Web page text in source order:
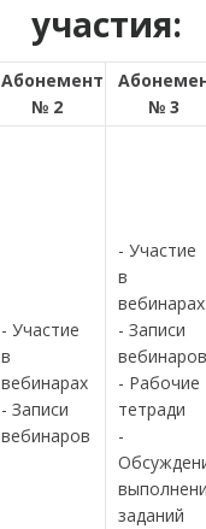
участия:
Абонемент
№ 2
№ 3
- Участие
в
вебинарах
- Записи
вебинаров
- Участие
в
вебинарах
- Записи
вебинаров
- Рабочие
тетради
-
заданий